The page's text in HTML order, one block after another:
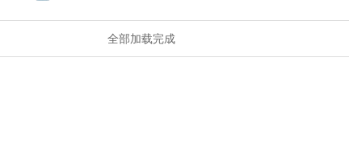
全部加载完成